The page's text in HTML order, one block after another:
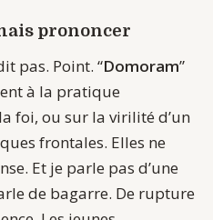
prononcer
pas. Point. “Domoram”
à la pratique
foi, ou sur la virilité d’un
frontales. Elles ne
Et je parle pas d’une
de bagarre. De rupture